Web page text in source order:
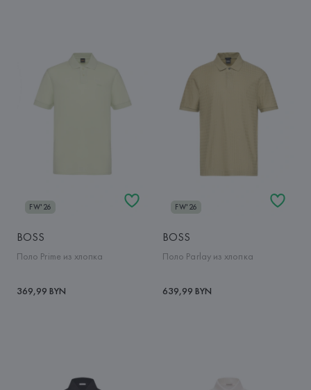
FW'26
BOSS
Поло Prime из хлопка
369,99 BYN
FW'26
BOSS
Поло Parlay из хлопка
639,99 BYN